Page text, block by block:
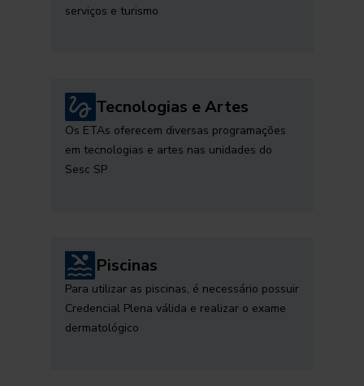
serviços e turismo
Tecnologias e Artes
Os ETAs oferecem diversas programações
em tecnologias e artes nas unidades do
Sesc SP
Piscinas
Para utilizar as piscinas, é necessário possuir
Credencial Plena válida e realizar o exame
dermatológico